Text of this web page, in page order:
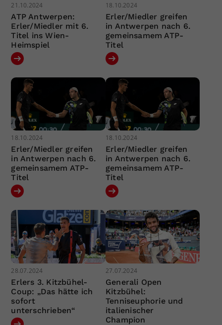
21.10.2024
ATP Antwerpen:
Erler/Miedler mit 6.
Titel ins Wien-
Heimspiel
18.10.2024
Erler/Miedler greifen
in Antwerpen nach 6.
gemeinsamem ATP-
Titel
18.10.2024
Erler/Miedler greifen
in Antwerpen nach 6.
gemeinsamem ATP-
Titel
18.10.2024
Erler/Miedler greifen
in Antwerpen nach 6.
gemeinsamem ATP-
Titel
28.07.2024
Erlers 3. Kitzbühel-
Coup: „Das hätte ich
sofort
unterschrieben“
27.07.2024
Generali Open
Kitzbühel:
Tenniseuphorie und
italienischer
Champion